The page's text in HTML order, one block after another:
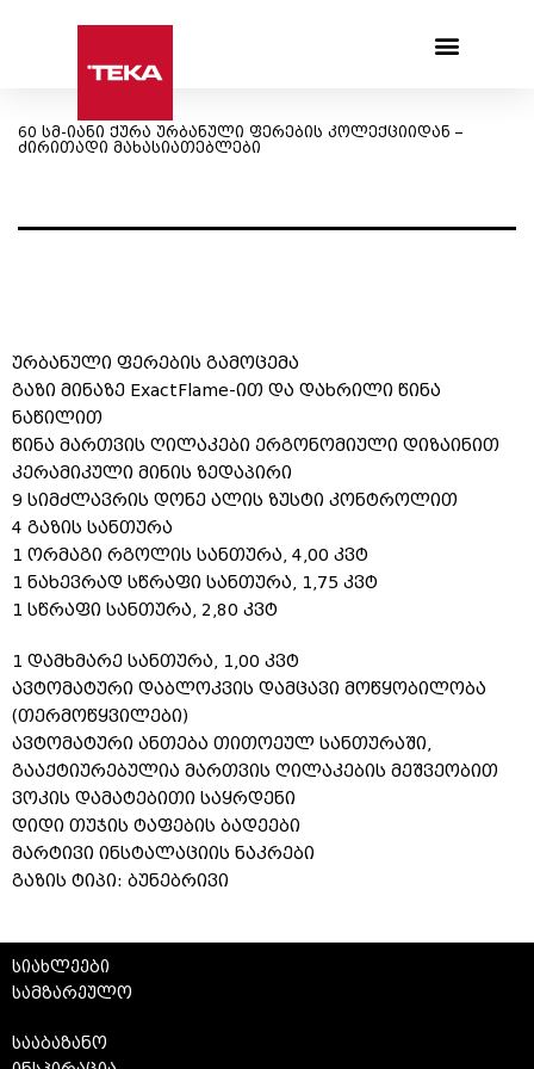
60 სმ-იანი ქურა ურბანული ფერების კოლექციიდან –
ძირითადი მახასიათებლები
ურბანული ფერების გამოცემა
გაზი მინაზე ExactFlame-ით და დახრილი წინა
ნაწილით
წინა მართვის ღილაკები ერგონომიული დიზაინით
კერამიკული მინის ზედაპირი
9 სიმძლავრის დონე ალის ზუსტი კონტროლით
4 გაზის სანთურა
1 ორმაგი რგოლის სანთურა, 4,00 კვტ
1 ნახევრად სწრაფი სანთურა, 1,75 კვტ
1 სწრაფი სანთურა, 2,80 კვტ
1 დამხმარე სანთურა, 1,00 კვტ
ავტომატური დაბლოკვის დამცავი მოწყობილობა
(თერმოწყვილები)
ავტომატური ანთება თითოეულ სანთურაში,
გააქტიურებულია მართვის ღილაკების მეშვეობით
ვოკის დამატებითი საყრდენი
დიდი თუჯის ტაფების ბადეები
მარტივი ინსტალაციის ნაკრები
გაზის ტიპი: ბუნებრივი
სიახლეები
სამზარეულო
სააბაზანო